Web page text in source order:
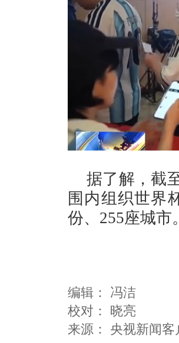
据了解，截
围内组织世界
份、255座城市。
编辑： 冯洁
校对： 晓亮